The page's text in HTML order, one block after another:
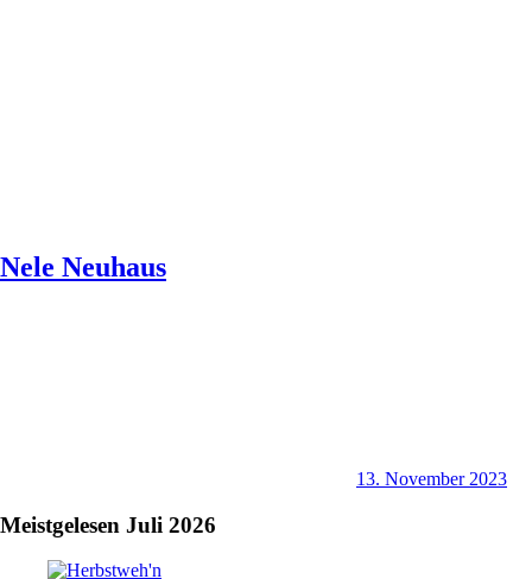
Nele Neuhaus
13. November 2023
Meistgelesen Juli 2026